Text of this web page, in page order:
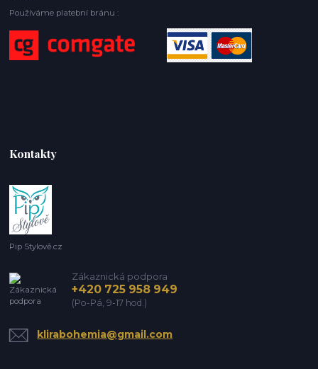
Používáme platební bránu :
Kontakty
Pip Stylově.cz
Zákaznická podpora
+420 725 958 949
(Po-Pá, 9-17 hod.)
klirabohemia@gmail.com